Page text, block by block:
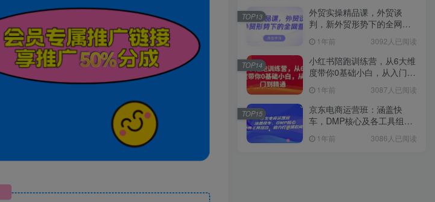
外贸实操精品课，外贸谈
判，新外贸形势下的全网营
1年前 3092人已阅读
TOP13
小红书陪跑训练营，从6大维
度带你0基础小白，从入门到
1年前 3087人已阅读
TOP14
京东电商运营班：涵盖快
车，DMP核心及各工具组
1年前 3086人已阅读
TOP15